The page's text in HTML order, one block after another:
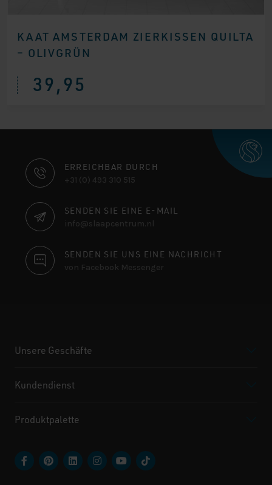
KAAT AMSTERDAM ZIERKISSEN QUILTA
– OLIVGRÜN
39,95
KONTAKTINFORMATIONEN
ERREICHBAR DURCH
+31 (0) 493 310 515
SENDEN SIE EINE E-MAIL
info@slaapcentrum.nl
SENDEN SIE UNS EINE NACHRICHT
von Facebook Messenger
Unsere Geschäfte
Kundendienst
Produktpalette